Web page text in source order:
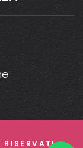
RISERVATI -